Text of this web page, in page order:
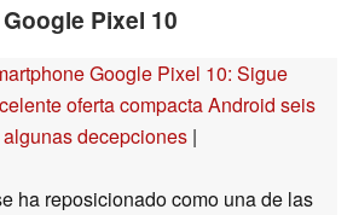
Pixel 10
Google Pixel 10: Sigue
oferta compacta Android seis
decepciones |
ha reposicionado como una de las